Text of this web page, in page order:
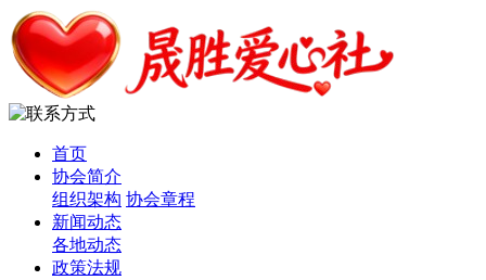
首页
协会简介
组织架构 协会章程
新闻动态
各地动态
政策法规